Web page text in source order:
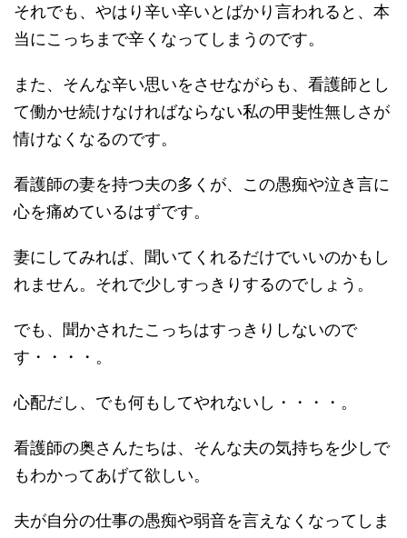
それでも、やはり辛い辛いとばかり言われると、本
当にこっちまで辛くなってしまうのです。
また、そんな辛い思いをさせながらも、看護師とし
て働かせ続けなければならない私の甲斐性無しさが
情けなくなるのです。
看護師の妻を持つ夫の多くが、この愚痴や泣き言に
心を痛めているはずです。
妻にしてみれば、聞いてくれるだけでいいのかもし
れません。それで少しすっきりするのでしょう。
でも、聞かされたこっちはすっきりしないので
す・・・・。
心配だし、でも何もしてやれないし・・・・。
看護師の奥さんたちは、そんな夫の気持ちを少しで
もわかってあげて欲しい。
夫が自分の仕事の愚痴や弱音を言えなくなってしま